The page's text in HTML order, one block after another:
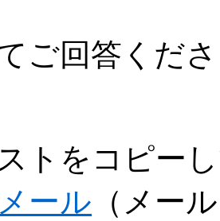
ご回答くだ
トをコピー
ール （メー